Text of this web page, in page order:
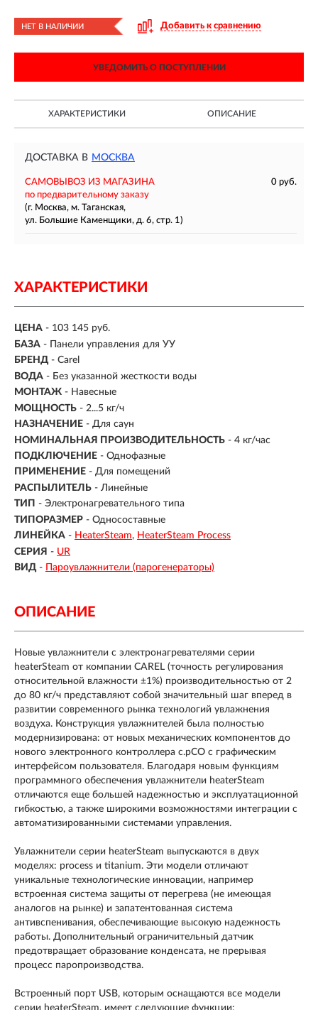
НЕТ В НАЛИЧИИ Добавить к сравнению
УВЕДОМИТЬ О ПОСТУПЛЕНИИ
ХАРАКТЕРИСТИКИ ОПИСАНИЕ
ДОСТАВКА В МОСКВА
САМОВЫВОЗ ИЗ МАГАЗИНА
0 руб.
по предварительному заказу
(г. Москва, м. Таганская,
ул. Большие Каменщики, д. 6, стр. 1)
ХАРАКТЕРИСТИКИ
ЦЕНА - 103 145 руб.
БАЗА - Панели управления для УУ
БРЕНД - Carel
ВОДА - Без указанной жесткости воды
МОНТАЖ - Навесные
МОЩНОСТЬ - 2...5 кг/ч
НАЗНАЧЕНИЕ - Для саун
НОМИНАЛЬНАЯ ПРОИЗВОДИТЕЛЬНОСТЬ - 4 кг/час
ПОДКЛЮЧЕНИЕ - Однофазные
ПРИМЕНЕНИЕ - Для помещений
РАСПЫЛИТЕЛЬ - Линейные
ТИП - Электронагревательного типа
ТИПОРАЗМЕР - Односоставные
ЛИНЕЙКА - HeaterSteam
HeaterSteam Process
СЕРИЯ - UR
ВИД - Пароувлажнители (парогенераторы)
ОПИСАНИЕ
Новые увлажнители с электронагревателями серии
heaterSteam от компании CAREL (точность регулирования
относительной влажности ±1%) производительностью от 2
до 80 кг/ч представляют собой значительный шаг вперед в
развитии современного рынка технологий увлажнения
воздуха. Конструкция увлажнителей была полностью
модернизирована: от новых механических компонентов до
нового электронного контроллера c.pCO с графическим
интерфейсом пользователя. Благодаря новым функциям
программного обеспечения увлажнители heaterSteam
отличаются еще большей надежностью и эксплуатационной
гибкостью, а также широкими возможностями интеграции с
автоматизированными системами управления.
Увлажнители серии heaterSteam выпускаются в двух
моделях: process и titanium. Эти модели отличают
уникальные технологические инновации, например
встроенная система защиты от перегрева (не имеющая
аналогов на рынке) и запатентованная система
антивспенивания, обеспечивающие высокую надежность
работы. Дополнительный ограничительный датчик
предотвращает образование конденсата, не прерывая
процесс паропроизводства.
Встроенный порт USB, которым оснащаются все модели
серии heaterSteam, имеет следующие функции: